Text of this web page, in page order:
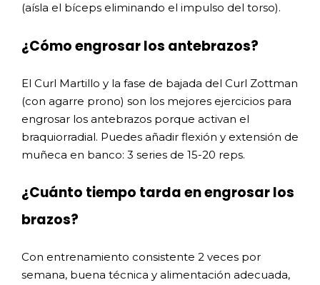
(aísla el bíceps eliminando el impulso del torso).
¿Cómo engrosar los antebrazos?
El Curl Martillo y la fase de bajada del Curl Zottman
(con agarre prono) son los mejores ejercicios para
engrosar los antebrazos porque activan el
braquiorradial. Puedes añadir flexión y extensión de
muñeca en banco: 3 series de 15-20 reps.
¿Cuánto tiempo tarda en engrosar los
brazos?
Con entrenamiento consistente 2 veces por
semana, buena técnica y alimentación adecuada,